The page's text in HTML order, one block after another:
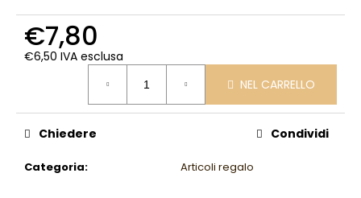
€7,80
€6,50 IVA esclusa
NEL CARRELLO
Categoria: Articoli regalo
Chiedere Condividi